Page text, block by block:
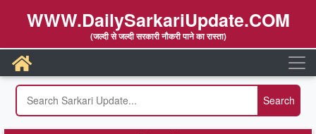
WWW.DailySarkariUpdate.COM
(जल्दी से जल्दी सरकारी नौकरी पाने का रास्ता)